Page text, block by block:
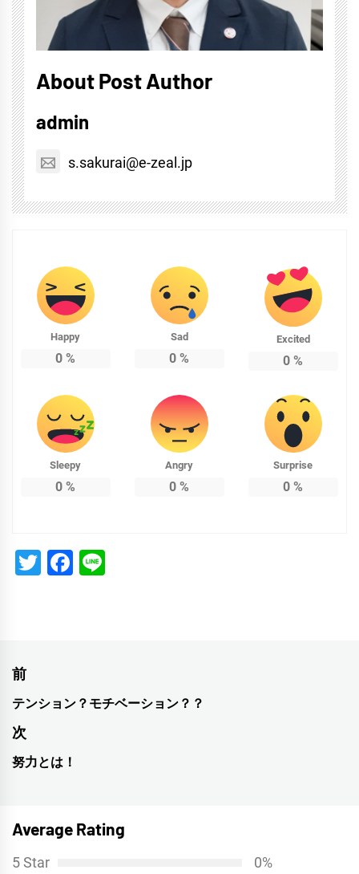
About Post Author
admin
s.sakurai@e-zeal.jp
Happy
0 %
Sad
0 %
Excited
0 %
Sleepy
0 %
Angry
0 %
Surprise
0 %
TwitterFacebook
投
稿
ナ
ビ
ー
前
前
の
投
テンション？モチベーション？？
次
次
稿:
努力とは！
Average Rating
5 Star
0%